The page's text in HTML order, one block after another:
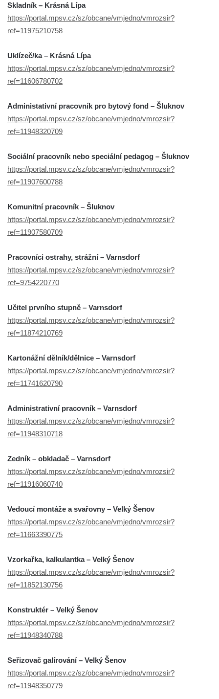
Skladník – Krásná Lípa
https://portal.mpsv.cz/sz/obcane/vmjedno/vmrozsir?
ref=11975210758
Uklízeč/ka – Krásná Lípa
https://portal.mpsv.cz/sz/obcane/vmjedno/vmrozsir?
ref=11606780702
Administativní pracovník pro bytový fond – Šluknov
https://portal.mpsv.cz/sz/obcane/vmjedno/vmrozsir?
ref=11948320709
Sociální pracovník nebo speciální pedagog – Šluknov
https://portal.mpsv.cz/sz/obcane/vmjedno/vmrozsir?
ref=11907600788
Komunitní pracovník – Šluknov
https://portal.mpsv.cz/sz/obcane/vmjedno/vmrozsir?
ref=11907580709
Pracovníci ostrahy, strážní – Varnsdorf
https://portal.mpsv.cz/sz/obcane/vmjedno/vmrozsir?
ref=9754220770
Učitel prvního stupně – Varnsdorf
https://portal.mpsv.cz/sz/obcane/vmjedno/vmrozsir?
ref=11874210769
Kartonážní dělník/dělnice – Varnsdorf
https://portal.mpsv.cz/sz/obcane/vmjedno/vmrozsir?
ref=11741620790
Administrativní pracovník – Varnsdorf
https://portal.mpsv.cz/sz/obcane/vmjedno/vmrozsir?
ref=11948310718
Zedník – obkladač – Varnsdorf
https://portal.mpsv.cz/sz/obcane/vmjedno/vmrozsir?
ref=11916060740
Vedoucí montáže a svařovny – Velký Šenov
https://portal.mpsv.cz/sz/obcane/vmjedno/vmrozsir?
ref=11663390775
Vzorkařka, kalkulantka – Velký Šenov
https://portal.mpsv.cz/sz/obcane/vmjedno/vmrozsir?
ref=11852130756
Konstruktér – Velký Šenov
https://portal.mpsv.cz/sz/obcane/vmjedno/vmrozsir?
ref=11948340788
Seřizovač galírování – Velký Šenov
https://portal.mpsv.cz/sz/obcane/vmjedno/vmrozsir?
ref=11948350779